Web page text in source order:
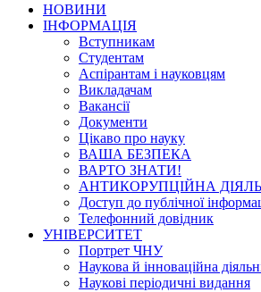
НОВИНИ
ІНФОРМАЦІЯ
Вступникам
Студентам
Аспірантам і науковцям
Викладачам
Вакансії
Документи
Цікаво про науку
ВАША БЕЗПЕКА
ВАРТО ЗНАТИ!
АНТИКОРУПЦІЙНА
Доступ до публічної
Телефонний довідник
УНІВЕРСИТЕТ
Портрет ЧНУ
Наукова й інноваційна
Наукові періодичні видання